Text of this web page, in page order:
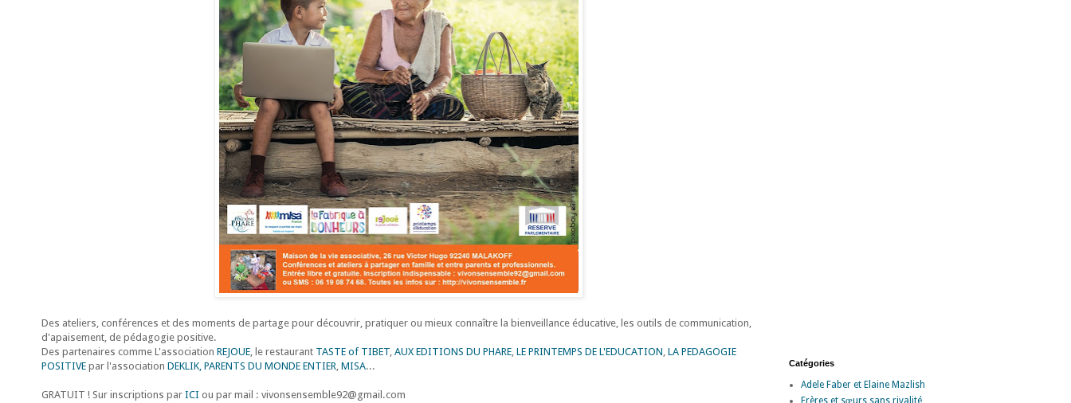
Des ateliers, conférences et des moments de partage pour découvrir, pratiquer ou mieux connaître la bienveillance éducative, les outils de communication,
d'apaisement, de pédagogie positive.
Des partenaires comme L'association REJOUE , le restaurant TASTE of TIBET AUX EDITIONS DU PHARE LE PRINTEMPS DE L'EDUCATION LA PEDAGOGIE
POSITIVE par l'association DEKLIK, PARENTS DU MONDE ENTIER MISA...
GRATUIT ! Sur inscriptions par ICI ou par mail : vivonsensemble92@gmail.com
Catégories
Adele Faber et Elaine Mazlish
Frères et sœurs sans rivalité